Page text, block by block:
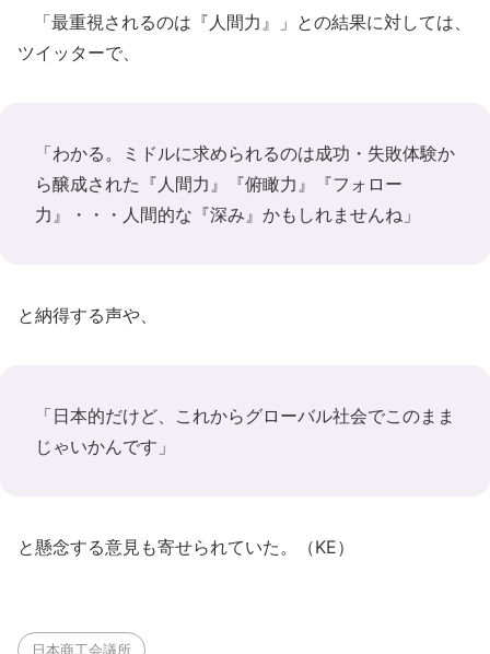
「最重視されるのは『人間力』」との結果に対しては、
ツイッターで、
「わかる。ミドルに求められるのは成功・失敗体験か
ら醸成された『人間力』『俯瞰力』『フォロー
力』・・・人間的な『深み』かもしれませんね」
と納得する声や、
「日本的だけど、これからグローバル社会でこのまま
じゃいかんです」
と懸念する意見も寄せられていた。（KE）
日本商工会議所